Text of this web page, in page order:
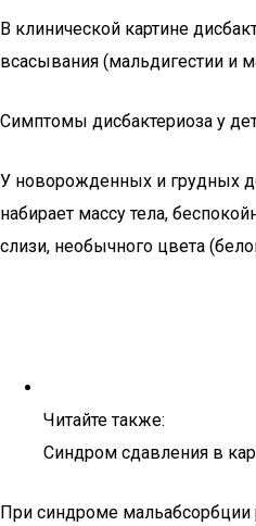
В клинической картине
всасывания (мальдигестии и
Симптомы дисбактериоза у
У новорожденных и грудных
набирает массу тела,
слизи, необычного цвета
Читайте также:
Синдром сдавления в
При синдроме мальабсорбции